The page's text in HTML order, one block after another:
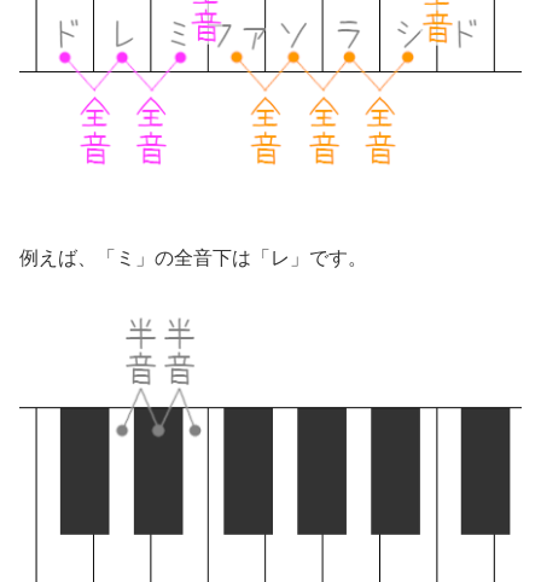
例えば、「ミ」の全音下は「レ」です。